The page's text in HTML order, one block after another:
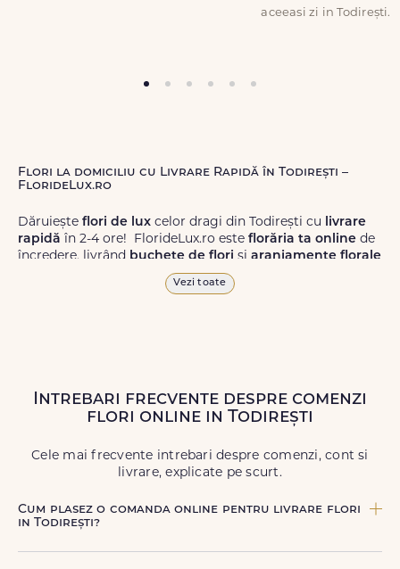
aceeasi zi in Todirești.
Flori la domiciliu cu Livrare Rapidă în Todirești –
FlorideLux.ro
Dăruiește flori de lux celor dragi din Todirești cu livrare
rapidă în 2-4 ore! FlorideLux.ro este florăria ta online de
încredere, livrând buchete de flori și aranjamente florale
de calitate superioară în Todirești și în toată România.
Livrăm buchete de florichiar și în weekend, pentru ca tu
să poți adresa un gest frumos atunci când ai nevoie.
Vezi toate
Intrebari frecvente despre comenzi
flori online in Todirești
Cele mai frecvente intrebari despre comenzi, cont si
livrare, explicate pe scurt.
Cum plasez o comanda online pentru livrare flori
in Todirești?